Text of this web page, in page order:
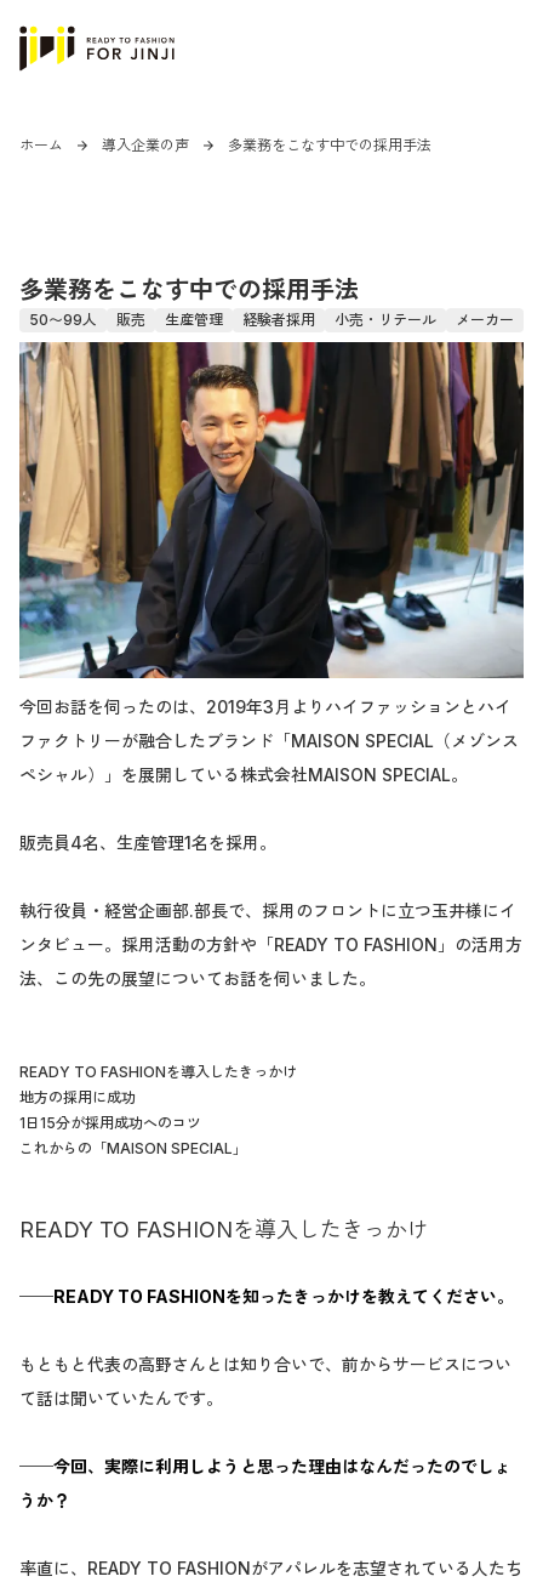
ホーム arrow_forward 導入企業の声 arrow_forward 多業務をこなす中での採用手法
多業務をこなす中での採用手法
50〜99人 販売 生産管理 経験者採用 小売・リテール メーカー
今回お話を伺ったのは、2019年3月よりハイファッションとハイ
ファクトリーが融合したブランド「MAISON SPECIAL（メゾンス
ペシャル）」を展開している株式会社MAISON SPECIAL。
販売員4名、生産管理1名を採用。
執行役員・経営企画部.部長で、採用のフロントに立つ玉井様にイ
ンタビュー。採用活動の方針や「READY TO FASHION」の活用方
法、この先の展望についてお話を伺いました。
READY TO FASHIONを導入したきっかけ
地方の採用に成功
1日15分が採用成功へのコツ
これからの「MAISON SPECIAL」
READY TO FASHIONを導入したきっかけ
──READY TO FASHIONを知ったきっかけを教えてください。
もともと代表の高野さんとは知り合いで、前からサービスについ
て話は聞いていたんです。
──今回、実際に利用しようと思った理由はなんだったのでしょ
うか？
率直に、READY TO FASHIONがアパレルを志望されている人たち